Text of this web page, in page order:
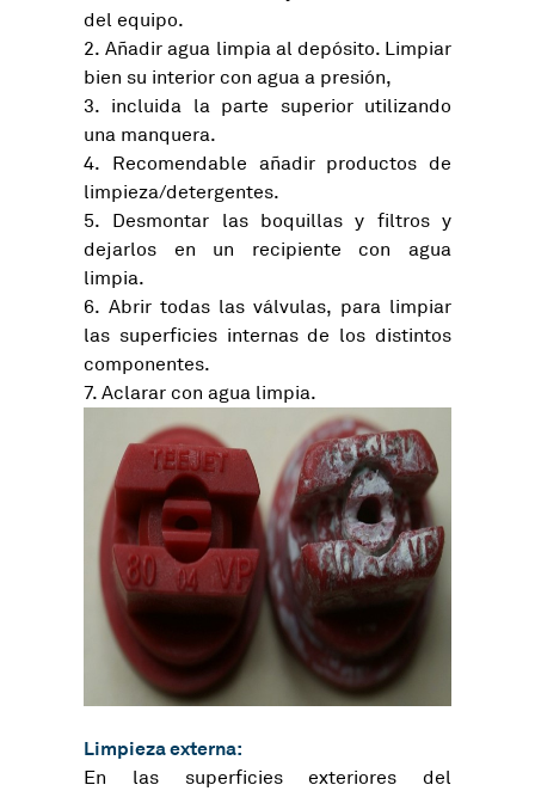
del equipo.
Añadir agua limpia al depósito. Limpiar
bien su interior con agua a presión,
incluida la parte superior utilizando
una manquera.
Recomendable añadir productos de
limpieza/detergentes.
Desmontar las boquillas y filtros y
dejarlos en un recipiente con agua
limpia.
Abrir todas las válvulas, para limpiar
las superficies internas de los distintos
componentes.
Aclarar con agua limpia.
Limpieza externa:
En las superficies exteriores del